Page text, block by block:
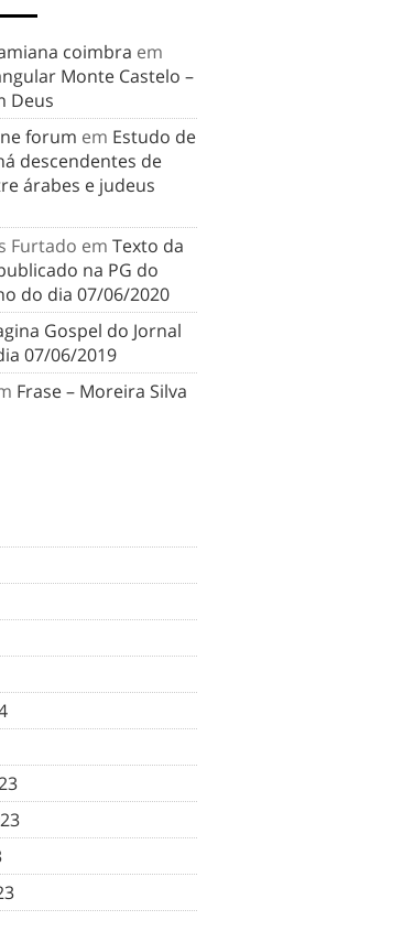
coimbra em
Monte Castelo –
Deus
forum em Estudo de
descendentes de
árabes e judeus
Furtado em Texto da
na PG do
do dia 07/06/2020
Gospel do Jornal
07/06/2019
Frase – Moreira Silva